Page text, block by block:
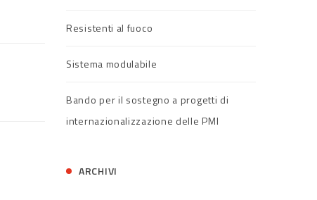
Resistenti al fuoco
Sistema modulabile
Bando per il sostegno a progetti di
internazionalizzazione delle PMI
ARCHIVI